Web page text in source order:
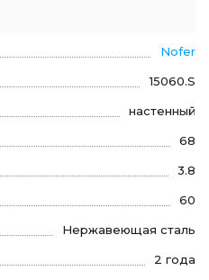
Nofer
15060.S
настенный
68
3.8
60
Нержавеющая сталь
2 года